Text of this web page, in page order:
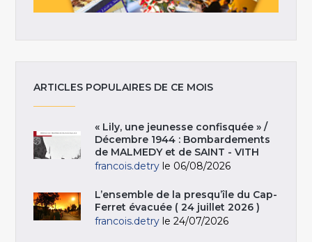
ARTICLES POPULAIRES DE CE MOIS
« Lily, une jeunesse confisquée » /
Décembre 1944 : Bombardements
de MALMEDY et de SAINT - VITH
francois.detry le 06/08/2026
L’ensemble de la presqu’île du Cap-
Ferret évacuée ( 24 juillet 2026 )
francois.detry le 24/07/2026